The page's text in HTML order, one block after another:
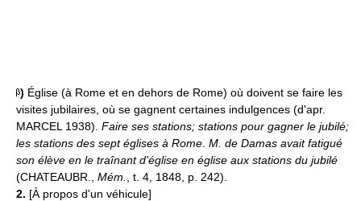
) Église (à Rome et en dehors de Rome) où doivent se faire les
visites jubilaires, où se gagnent certaines indulgences (d'apr.
MARCEL 1938). Faire ses stations; stations pour gagner le jubilé;
les stations des sept églises à Rome M. de Damas avait fatigué
son élève en le traînant d'église en église aux stations du jubilé
(CHATEAUBR., Mém.
, t. 4, 1848, p. 242).
2. [À propos d'un véhicule]